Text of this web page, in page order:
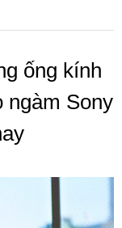
ống kính
ngàm Sony